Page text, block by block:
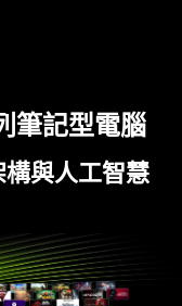
筆記型電腦
與人工智慧